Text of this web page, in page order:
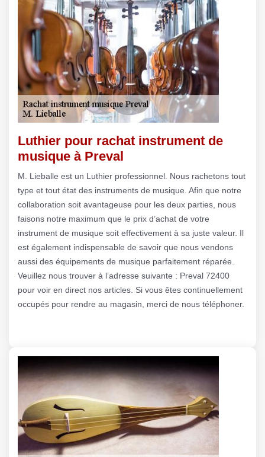
Luthier pour rachat instrument de
musique à Preval
M. Lieballe est un Luthier professionnel. Nous rachetons tout
type et tout état des instruments de musique. Afin que notre
collaboration soit avantageuse pour les deux parties, nous
faisons notre maximum que le prix d’achat de votre
instrument de musique soit effectivement à sa juste valeur. Il
est également indispensable de savoir que nous vendons
aussi des équipements de musique parfaitement réparée.
Veuillez nous trouver à l’adresse suivante : Preval 72400
pour voir en direct nos articles. Si vous êtes continuellement
occupés pour rendre au magasin, merci de nous téléphoner.